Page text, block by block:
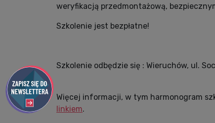
weryfikacją przedmontażową,
Szkolenie jest bezpłatne!
Szkolenie odbędzie się : Wieruchów, ul.
Więcej informacji, w tym harmonogram
linkiem.